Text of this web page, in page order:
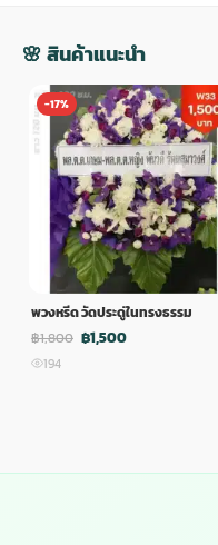
🌸 สินค้าแนะนำ
-17%
พวงหรีด วัดประดู่ในทรงธรรม
฿1,800 ฿1,500
194